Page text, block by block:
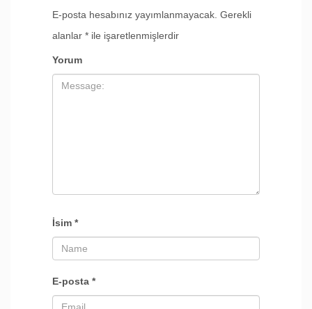
E-posta hesabınız yayımlanmayacak. Gerekli
alanlar * ile işaretlenmişlerdir
Yorum
İsim *
E-posta *